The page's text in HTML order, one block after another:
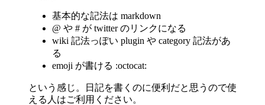
基本的な記法は markdown
@ や # が twitter のリンクになる
wiki 記法っぽい plugin や category 記法があ
る
emoji が書ける :octocat:
という感じ。日記を書くのに便利だと思うので使
える人はご利用ください。